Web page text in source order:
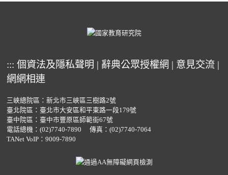
::: 個資法及隱私聲明 | 辭典公眾授權網 | 意見交流 |
網網相連
三峽總院區：新北市三峽區三樹路2號
臺北院區：臺北市大安區和平東路一段179號
臺中院區：臺中市豐原區師範街67號
電話總機： (02)7740-7890
傳真：(02)7740-7064
TANet VoIP：9009-7890